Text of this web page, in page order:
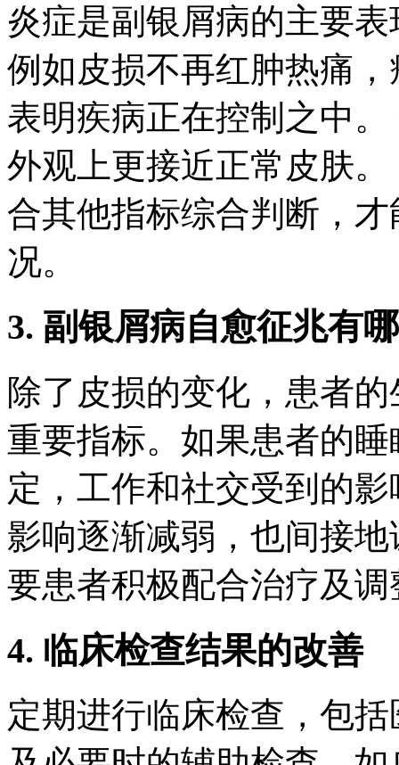
炎症是副银屑病的主要
例如皮损不再红肿热痛
表明疾病正在控制之中
外观上更接近正常皮肤
合其他指标综合判断，
况。
3. 副银屑病自愈征兆有
除了皮损的变化，患者
重要指标。如果患者的
定，工作和社交受到的
影响逐渐减弱，也间接
要患者积极配合治疗及
4. 临床检查结果的改善
定期进行临床检查，包